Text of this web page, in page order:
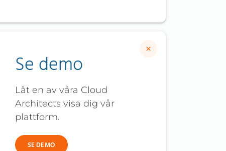
Se demo
Låt en av våra Cloud
Architects visa dig vår
plattform.
SE DEMO
×